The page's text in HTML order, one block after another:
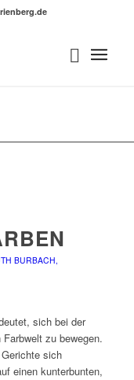
BURBACH,
sich bei der
zu bewegen.
sich
einen kunterbunten,